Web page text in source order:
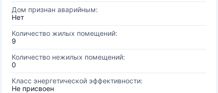
Дом признан аварийным:
Нет
Количество жилых помещений:
9
Количество нежилых помещений:
0
Класс энергетической эффективности:
Не присвоен